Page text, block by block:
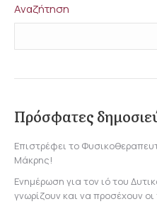
Αναζήτηση
Πρόσφατες
Επιστρέφει το
Μάκρης!
Ενημέρωση για τον ιό του
γνωρίζουν και να προσέχουν οι